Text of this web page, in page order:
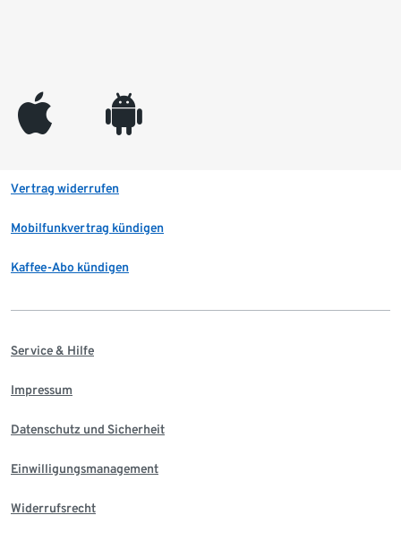
appleinc android
Vertrag widerrufen
Mobilfunkvertrag kündigen
Kaffee-Abo kündigen
Service & Hilfe
Impressum
Datenschutz und Sicherheit
Einwilligungsmanagement
Widerrufsrecht